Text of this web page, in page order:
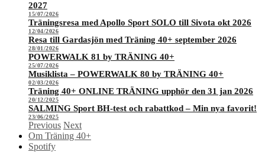
2027
15/07/2026
Träningsresa med Apollo Sport SOLO till Sivota okt 2026
12/04/2026
Resa till Gardasjön med Träning 40+ september 2026
28/01/2026
POWERWALK 81 by TRÄNING 40+
25/07/2026
Musiklista – POWERWALK 80 by TRÄNING 40+
02/03/2026
Träning 40+ ONLINE TRÄNING upphör den 31 jan 2026
20/12/2025
SALMING Sport BH-test och rabattkod – Min nya favorit!
23/06/2025
Previous Next
Om Träning 40+
Spotify